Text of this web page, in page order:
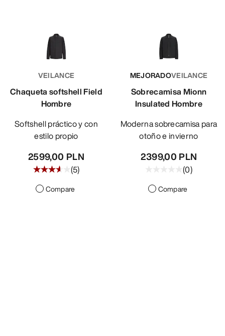
VEILANCE
Chaqueta softshell Field
Hombre
Softshell práctico y con
estilo propio
2599,00 PLN
(5)
Compare
MEJORADOVEILANCE
Sobrecamisa Mionn
Insulated Hombre
Moderna sobrecamisa para
otoño e invierno
2399,00 PLN
(0)
Compare